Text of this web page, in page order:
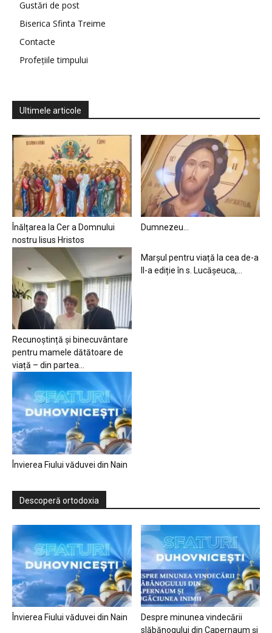
Gustări de post
Biserica Sfinta Treime
Contacte
Profețiile timpului
Ultimele articole
Înălțarea la Cer a Domnului
nostru Iisus Hristos
Dumnezeu…
Recunoștință și binecuvântare
pentru mamele dătătoare de
viață – din partea...
Marșul pentru viață la cea de-a
II-a ediție în s. Lucășeuca,...
Învierea Fiului văduvei din Nain
Descoperă ortodoxia
Învierea Fiului văduvei din Nain
Despre minunea vindecării
slăbănogului din Capernaum și